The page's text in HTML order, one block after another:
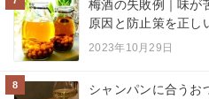
梅酒の失敗例｜味が
原因と防止策を正し
2023年10月29日
8
シャンパンに合うお